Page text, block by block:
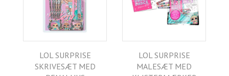
LOL SURPRISE
SKRIVESÆT MED
LOL SURPRISE
MALESÆT MED